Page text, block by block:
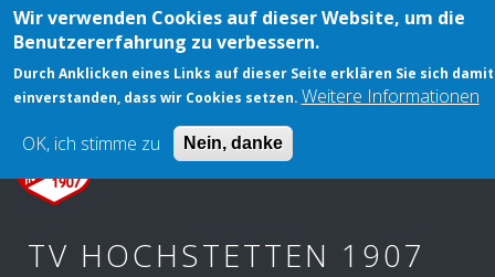
Wir verwenden Cookies auf dieser Website, um die
Benutzererfahrung zu verbessern.
Durch Anklicken eines Links auf dieser Seite erklären Sie sich damit
einverstanden, dass wir Cookies setzen. Weitere Informationen
OK, ich stimme zu
Nein, danke
Direkt
zum
User
account
menu
Anmelden
KINDERTURNEN
TV HOCHSTETTEN 1907